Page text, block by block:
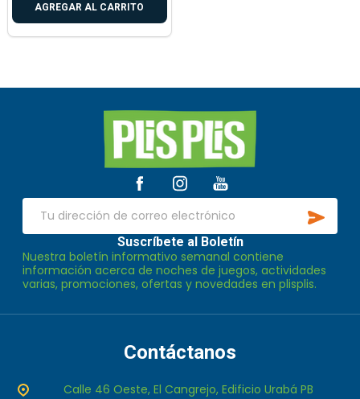
AGREGAR AL CARRITO
página
Dirección
correo
electrónico
Suscríbete al Boletín
Nuestra boletín informativo semanal contiene
información acerca de noches de juegos, actividades
varias, promociones, ofertas y novedades en plisplis.
Contáctanos
Calle 46 Oeste, El Cangrejo, Edificio Urabá PB